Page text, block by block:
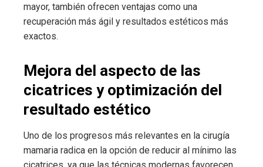
mayor, también ofrecen ventajas como una
recuperación más ágil y resultados estéticos más
exactos.
Mejora del aspecto de las
cicatrices y optimización del
resultado estético
Uno de los progresos más relevantes en la cirugía
mamaria radica en la opción de reducir al mínimo las